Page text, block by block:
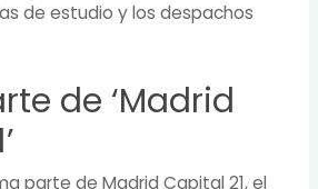
de estudio y los despachos
de ‘Madrid
parte de Madrid Capital 21, el